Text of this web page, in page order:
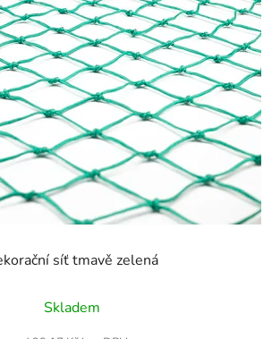
síť tmavě zelená
hodnocení
Skladem